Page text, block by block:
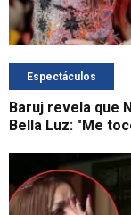
Espectáculos
Baruj revela que
Bella Luz: "Me